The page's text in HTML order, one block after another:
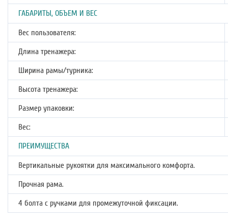
ГАБАРИТЫ, ОБЪЕМ И ВЕС
Вес пользователя:
Длина тренажера:
Ширина рамы/турника:
Высота тренажера:
Размер упаковки:
Вес:
ПРЕИМУЩЕСТВА
Вертикальные рукоятки для максимального комфорта.
Прочная рама.
4 болта с ручками для промежуточной фиксации.